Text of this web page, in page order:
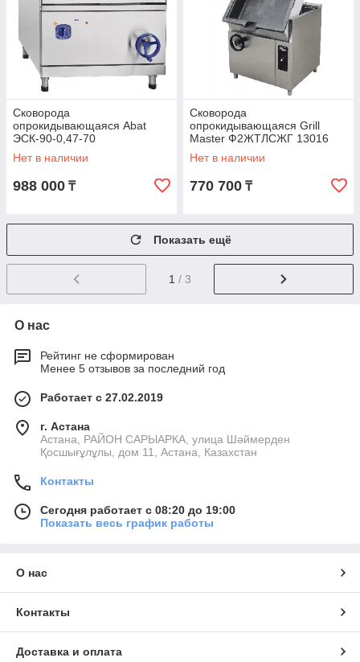
Сковорода
опрокидывающаяся Abat
ЭСК-90-0,47-70
(21000005862)
Нет в наличии
988 000 ₸
Сковорода
опрокидывающаяся Grill
Master Ф2ЖТЛСЖГ 13016
Нет в наличии
770 700 ₸
Показать ещё
1 / 3
О нас
Рейтинг не сформирован
Менее 5 отзывов за последний год
Работает с 27.02.2019
г. Астана
Астана, РАЙОН САРЫАРКА, улица Шәймерден
Қосшығұлұлы, дом 11, Астана, Казахстан
Контакты
Сегодня работает с 08:20 до 19:00
Показать весь график работы
О нас
Контакты
Доставка и оплата